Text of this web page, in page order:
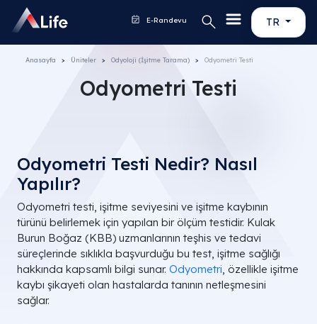
TR
E-Randevu
Anasayfa Üniteler Odyoloji (İşitme Tarama) Odyometri Testi
Odyometri Testi
Odyometri Testi Nedir? Nasıl
Yapılır?
Odyometri testi, işitme seviyesini ve işitme kaybının
türünü belirlemek için yapılan bir ölçüm testidir. Kulak
Burun Boğaz (KBB) uzmanlarının teşhis ve tedavi
süreçlerinde sıklıkla başvurduğu bu test, işitme sağlığı
hakkında kapsamlı bilgi sunar. Odyometri, özellikle işitme
kaybı şikayeti olan hastalarda tanının netleşmesini
sağlar.